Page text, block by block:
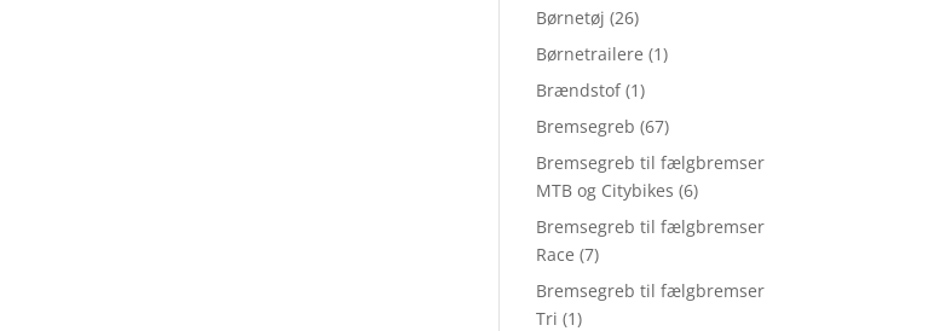
Børnetøj (26)
Børnetrailere (1)
Brændstof (1)
Bremsegreb (67)
Bremsegreb til fælgbremser
MTB og Citybikes (6)
Bremsegreb til fælgbremser
Race (7)
Bremsegreb til fælgbremser
Tri (1)